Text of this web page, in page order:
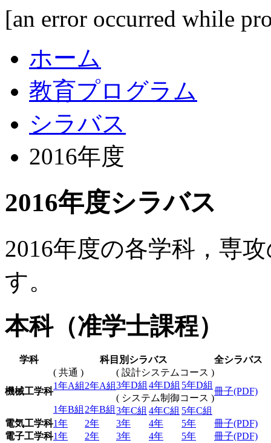
[an error occurred while
ホーム
教育プログラム
シラバス
2016年度
2016年度シラバス
2016年度の各学科，専
す。
本科（准学士課程）
学科 科目別シラバス 全シラバス
機械工学科
( 共通 )
( 設計システムコース )
冊子(PDF)
1年A組
1年B組
2年A組
2年B組
3年D組 4年D組 5年D組
( システム制御コース )
3年C組 4年C組 5年C組
電気工学科1年 2年 3年 4年 5年
冊子(PDF)
電子工学科1年 2年 3年 4年 5年
冊子(PDF)